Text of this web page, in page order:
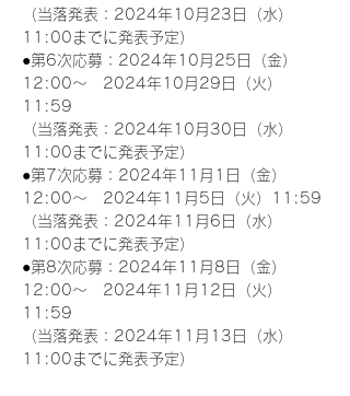
（当落発表：2024年10月23日（水）
11:00までに発表予定）
●第6次応募：2024年10月25日（金）
12:00～　2024年10月29日（火）
11:59
（当落発表：2024年10月30日（水）
11:00までに発表予定）
●第7次応募：2024年11月1日（金）
12:00～　2024年11月5日（火）11:59
（当落発表：2024年11月6日（水）
11:00までに発表予定）
●第8次応募：2024年11月8日（金）
12:00～　2024年11月12日（火）
11:59
（当落発表：2024年11月13日（水）
11:00までに発表予定）